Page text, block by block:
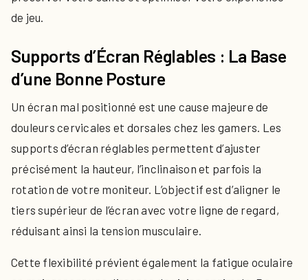
de jeu.
Supports d’Écran Réglables : La Base
d’une Bonne Posture
Un écran mal positionné est une cause majeure de
douleurs cervicales et dorsales chez les gamers. Les
supports d’écran réglables permettent d’ajuster
précisément la hauteur, l’inclinaison et parfois la
rotation de votre moniteur. L’objectif est d’aligner le
tiers supérieur de l’écran avec votre ligne de regard,
réduisant ainsi la tension musculaire.
Cette flexibilité prévient également la fatigue oculaire